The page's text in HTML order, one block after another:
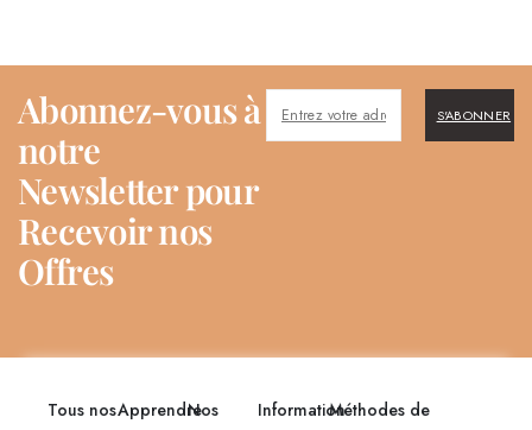
Abonnez-vous à
notre
Newsletter pour
Recevoir nos
Offres
S'ABONNER
Tous nosApprendreNos
InformationMéthodes de